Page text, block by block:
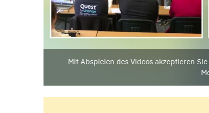
Mit Abspielen des Videos akzeptieren